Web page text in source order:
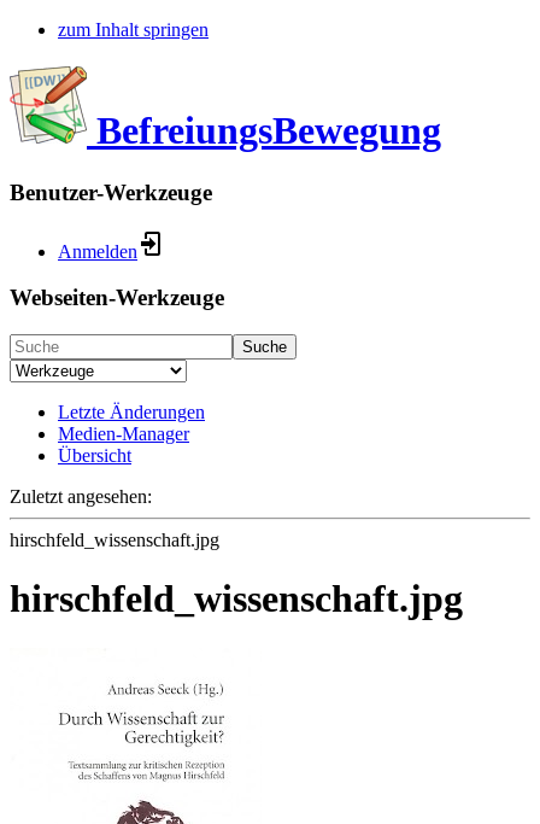
zum Inhalt springen
BefreiungsBewegung
Benutzer-Werkzeuge
Anmelden
Webseiten-Werkzeuge
Suche
Letzte Änderungen
Medien-Manager
Übersicht
Zuletzt angesehen:
hirschfeld_wissenschaft.jpg
hirschfeld_wissenschaft.jpg